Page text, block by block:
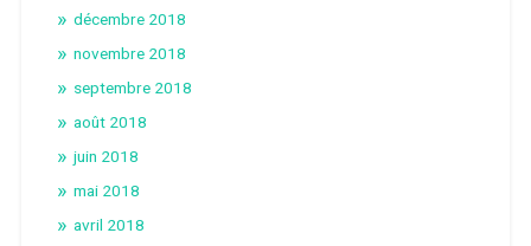
décembre 2018
novembre 2018
septembre 2018
août 2018
juin 2018
mai 2018
avril 2018